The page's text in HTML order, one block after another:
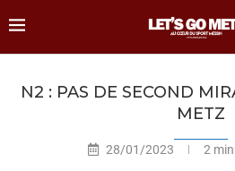
N2 : PAS DE SECOND
METZ
28/01/2023 2